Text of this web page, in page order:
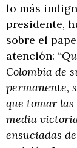
lo más
presidente,
sobre el
atención:
Colombia de
permanente,
que tomar las
media
ensuciadas